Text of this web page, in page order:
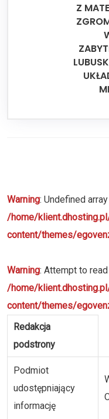
Z
Warning: Undefined
/home/
content/themes/
Warning: Attempt to
/home/
content/themes/
Redakcja
podstrony
Podmiot
udostępniający
informację